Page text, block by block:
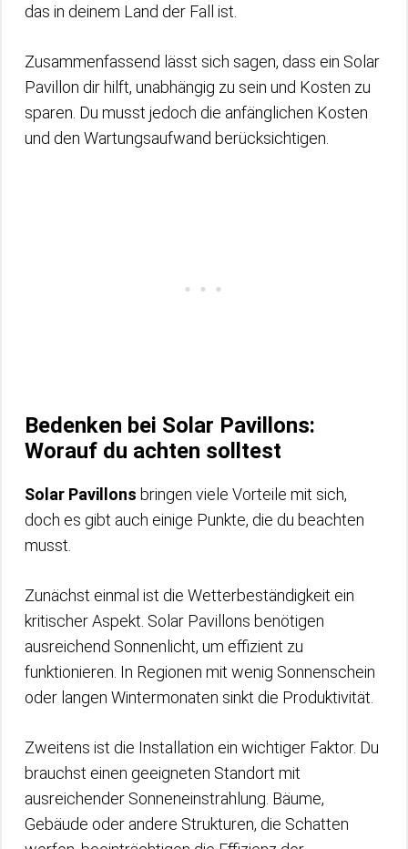
das in deinem Land der Fall ist.
Zusammenfassend lässt sich sagen, dass ein Solar
Pavillon dir hilft, unabhängig zu sein und Kosten zu
sparen. Du musst jedoch die anfänglichen Kosten
und den Wartungsaufwand berücksichtigen.
Bedenken bei Solar Pavillons:
Worauf du achten solltest
Solar Pavillons bringen viele Vorteile mit sich,
doch es gibt auch einige Punkte, die du beachten
musst.
Zunächst einmal ist die Wetterbeständigkeit ein
kritischer Aspekt. Solar Pavillons benötigen
ausreichend Sonnenlicht, um effizient zu
funktionieren. In Regionen mit wenig Sonnenschein
oder langen Wintermonaten sinkt die Produktivität.
Zweitens ist die Installation ein wichtiger Faktor. Du
brauchst einen geeigneten Standort mit
ausreichender Sonneneinstrahlung. Bäume,
Gebäude oder andere Strukturen, die Schatten